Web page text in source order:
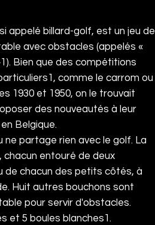
appelé billard-golf, est un jeu de
avec obstacles (appelés «
1 ). Bien que des compétitions
1 , comme le carrom ou
1930 et 1950, on le trouvait
des nouveautés à leur
Belgique.
ne partage rien avec le golf. La
entouré de deux
de chacun des petits côtés, à
Huit autres bouchons sont
pour servir d'obstacles.
et 5 boules blanches1 .